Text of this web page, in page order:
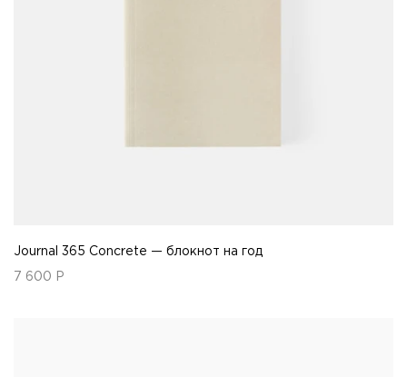
Journal 365 Concrete — блокнот на год
7 600 Р